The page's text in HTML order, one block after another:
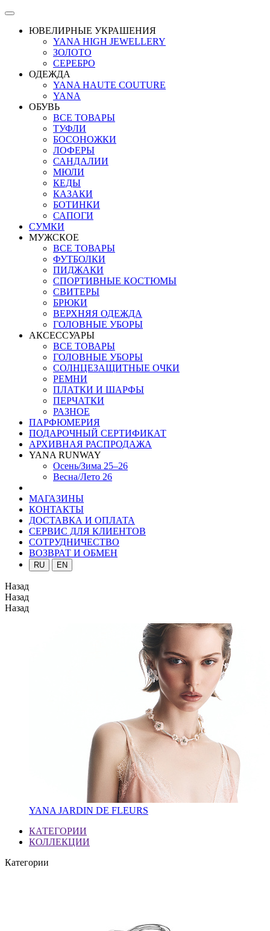
ЮВЕЛИРНЫЕ УКРАШЕНИЯ
YANA HIGH JEWELLERY
ЗОЛОТО
СЕРЕБРО
ОДЕЖДА
YANA HAUTE COUTURE
YANA
ОБУВЬ
ВСЕ ТОВАРЫ
ТУФЛИ
БОСОНОЖКИ
ЛОФЕРЫ
САНДАЛИИ
МЮЛИ
КЕДЫ
КАЗАКИ
БОТИНКИ
САПОГИ
СУМКИ
МУЖСКОЕ
ВСЕ ТОВАРЫ
ФУТБОЛКИ
ПИДЖАКИ
СПОРТИВНЫЕ КОСТЮМЫ
СВИТЕРЫ
БРЮКИ
ВЕРХНЯЯ ОДЕЖДА
ГОЛОВНЫЕ УБОРЫ
АКСЕССУАРЫ
ВСЕ ТОВАРЫ
ГОЛОВНЫЕ УБОРЫ
СОЛНЦЕЗАЩИТНЫЕ ОЧКИ
РЕМНИ
ПЛАТКИ И ШАРФЫ
ПЕРЧАТКИ
РАЗНОЕ
ПАРФЮМЕРИЯ
ПОДАРОЧНЫЙ СЕРТИФИКАТ
АРХИВНАЯ РАСПРОДАЖА
YANA RUNWAY
Осень/Зима 25–26
Весна/Лето 26
МАГАЗИНЫ
КОНТАКТЫ
ДОСТАВКА И ОПЛАТА
СЕРВИС ДЛЯ КЛИЕНТОВ
СОТРУДНИЧЕСТВО
ВОЗВРАТ И ОБМЕН
RU EN
Назад
Назад
Назад
YANA JARDIN DE FLEURS
КАТЕГОРИИ
КОЛЛЕКЦИИ
Категории